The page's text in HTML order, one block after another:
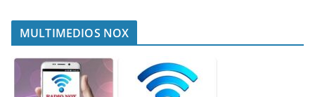
MULTIMEDIOS NOX